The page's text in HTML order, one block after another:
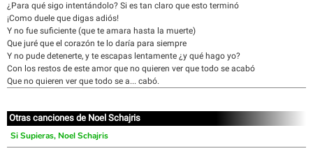
¿Para qué sigo intentándolo? Si es tan claro que esto terminó
¡Como duele que digas adiós!
Y no fue suficiente (que te amara hasta la muerte)
Que juré que el corazón te lo daría para siempre
Y no pude detenerte, y te escapas lentamente ¿y qué hago yo?
Con los restos de este amor que no quieren ver que todo se acabó
Que no quieren ver que todo se a... cabó.
Otras canciones de Noel Schajris
Si Supieras, Noel Schajris